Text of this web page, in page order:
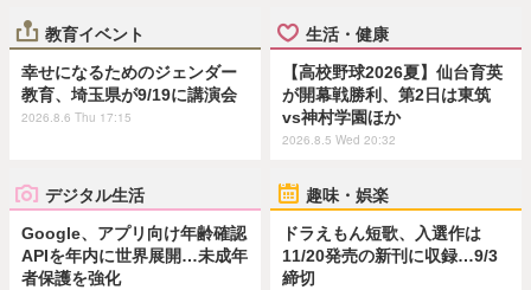
教育イベント
幸せになるためのジェンダー
教育、埼玉県が9/19に講演会
2026.8.6 Thu 17:15
生活・健康
【高校野球2026夏】仙台育英
が開幕戦勝利、第2日は東筑
vs神村学園ほか
2026.8.5 Wed 20:32
デジタル生活
Google、アプリ向け年齢確認
APIを年内に世界展開…未成年
者保護を強化
趣味・娯楽
ドラえもん短歌、入選作は
11/20発売の新刊に収録…9/3
締切